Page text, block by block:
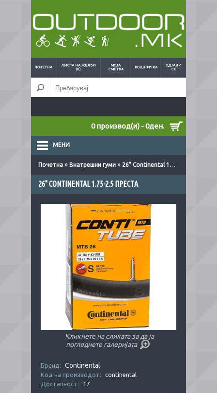
ПОЧЕТНА
ЛИСТА НА ЖЕЛБИ
(0)
МОЈА
СМЕТКА
КОШНИЧКА
ОДЈАВИ
СЕ
0 производ(и) - 0ден.
МЕНИ
Почетна » Внатрешни гуми » 26" Continental 1.75-2.5 преста
26" CONTINENTAL 1.75-2.5 ПРЕСТА
Кликнете на сликата за да ја
погледнете галеријата
Бренд: Continental
Код на производот:
continental
Достапност:
17